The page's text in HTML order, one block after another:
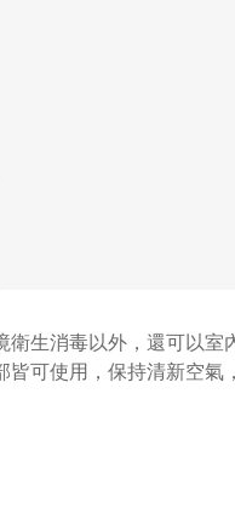
生消毒以外，還可以
可使用，保持清新空氣